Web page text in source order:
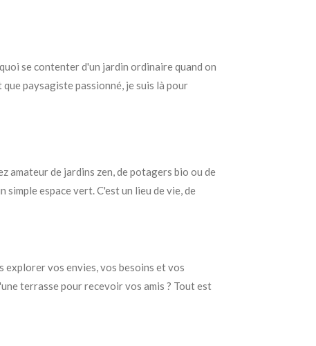
se contenter d'un jardin ordinaire quand on
paysagiste passionné, je suis là pour
amateur de jardins zen, de potagers bio ou de
espace vert. C'est un lieu de vie, de
explorer vos envies, vos besoins et vos
terrasse pour recevoir vos amis ? Tout est